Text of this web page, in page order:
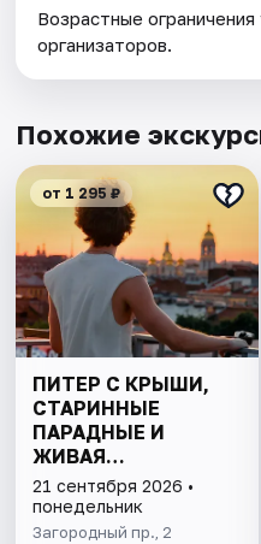
Возрастные
организаторов.
Похожие
от 1 295 ₽
ПИТЕР С КРЫШИ,
СТАРИННЫЕ
ПАРАДНЫЕ И
ЖИВАЯ
КОММУНАЛКА
ДОВЛАТОВА
21 сентября 2026 •
понедельник
Загородный пр., 2